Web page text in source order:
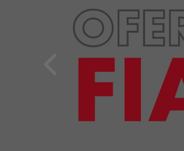
templates.template-